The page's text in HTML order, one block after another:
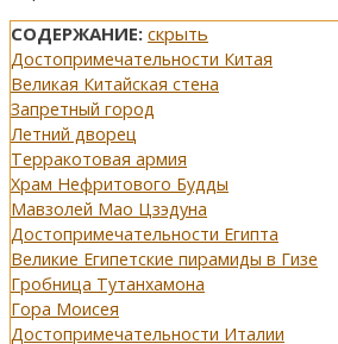
СОДЕРЖАНИЕ: скрыть
Достопримечательности Китая
Великая Китайская стена
Запретный город
Летний дворец
Терракотовая армия
Храм Нефритового Будды
Мавзолей Мао Цзэдуна
Достопримечательности Египта
Великие Египетские пирамиды в Гизе
Гробница Тутанхамона
Гора Моисея
Достопримечательности Италии